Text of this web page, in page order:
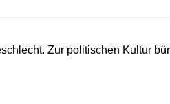
Zur politischen Kultur